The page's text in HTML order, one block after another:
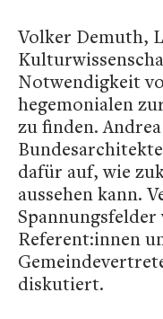
Volker Demuth,
Notwendigkeit
hegemonialen
zu finden.
dafür auf, wie
aussehen kann.
Referent:innen
diskutiert.